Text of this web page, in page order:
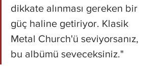
dikkate alınması gereken bir
güç haline getiriyor. Klasik
Metal Church'ü seviyorsanız,
bu albümü seveceksiniz."